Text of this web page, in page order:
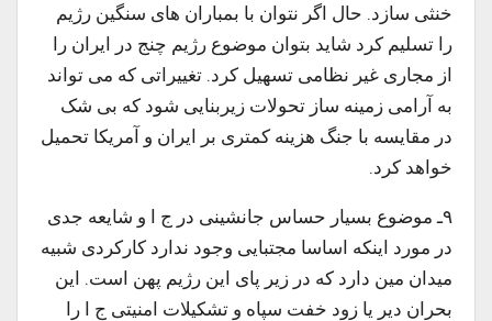
خنثی سازد. حال اگر نتوان با بمباران های سنگین رژیم
را تسلیم کرد شاید بتوان موضوع رژیم چنج در ایران را
از مجاری غیر نظامی تسهیل کرد. تغییراتی که می تواند
به آرامی زمینه ساز تحولات زیربنایی شود که بی شک
در مقایسه با جنگ هزینه کمتری بر ایران و آمریکا تحمیل
خواهد کرد.
۹ـ موضوع بسیار حساس جانشینی در ج ا و شایعه جدی
در مورد اینکه اساسا مجتبایی وجود ندارد کارکردی شبیه
میدان مین دارد که در زیر پای این رژیم پهن است. این
بحران دیر یا زود خفت سپاه و تشکیلات امنیتی ج ا را